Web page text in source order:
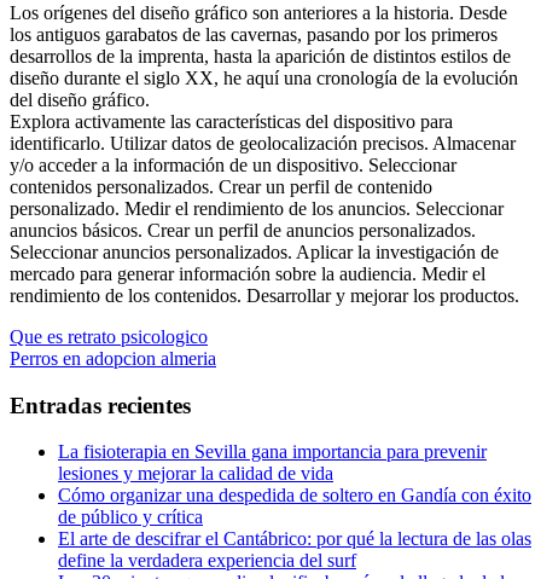
Los orígenes del diseño gráfico son anteriores a la historia. Desde
los antiguos garabatos de las cavernas, pasando por los primeros
desarrollos de la imprenta, hasta la aparición de distintos estilos de
diseño durante el siglo XX, he aquí una cronología de la evolución
del diseño gráfico.
Explora activamente las características del dispositivo para
identificarlo. Utilizar datos de geolocalización precisos. Almacenar
y/o acceder a la información de un dispositivo. Seleccionar
contenidos personalizados. Crear un perfil de contenido
personalizado. Medir el rendimiento de los anuncios. Seleccionar
anuncios básicos. Crear un perfil de anuncios personalizados.
Seleccionar anuncios personalizados. Aplicar la investigación de
mercado para generar información sobre la audiencia. Medir el
rendimiento de los contenidos. Desarrollar y mejorar los productos.
Navegación
de
entradas
Entrada
anterior:
Que es retrato psicologico
Entrada
Perros en adopcion almeria
Entradas recientes
La fisioterapia en Sevilla gana importancia para prevenir
lesiones y mejorar la calidad de vida
Cómo organizar una despedida de soltero en Gandía con éxito
de público y crítica
El arte de descifrar el Cantábrico: por qué la lectura de las olas
define la verdadera experiencia del surf